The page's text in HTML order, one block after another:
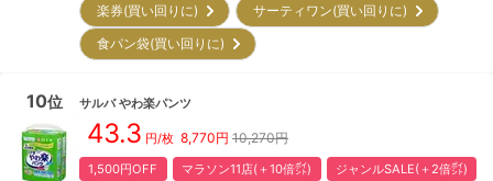
楽券(買い回りに)
サーティワン(買い回りに)
食パン袋(買い回りに)
10位 サルバ やわ楽パンツ
43.3 円/枚 8,770円 10,270円
1,500円OFF マラソン11店(＋10倍㌽)
ジャンルSALE(＋2倍㌽)